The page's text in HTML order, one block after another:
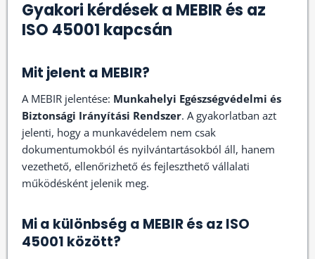
Gyakori kérdések a MEBIR és az
ISO 45001 kapcsán
Mit jelent a MEBIR?
A MEBIR jelentése: Munkahelyi Egészségvédelmi és
Biztonsági Irányítási Rendszer. A gyakorlatban azt
jelenti, hogy a munkavédelem nem csak
dokumentumokból és nyilvántartásokból áll, hanem
vezethető, ellenőrizhető és fejleszthető vállalati
működésként jelenik meg.
Mi a különbség a MEBIR és az ISO
45001 között?